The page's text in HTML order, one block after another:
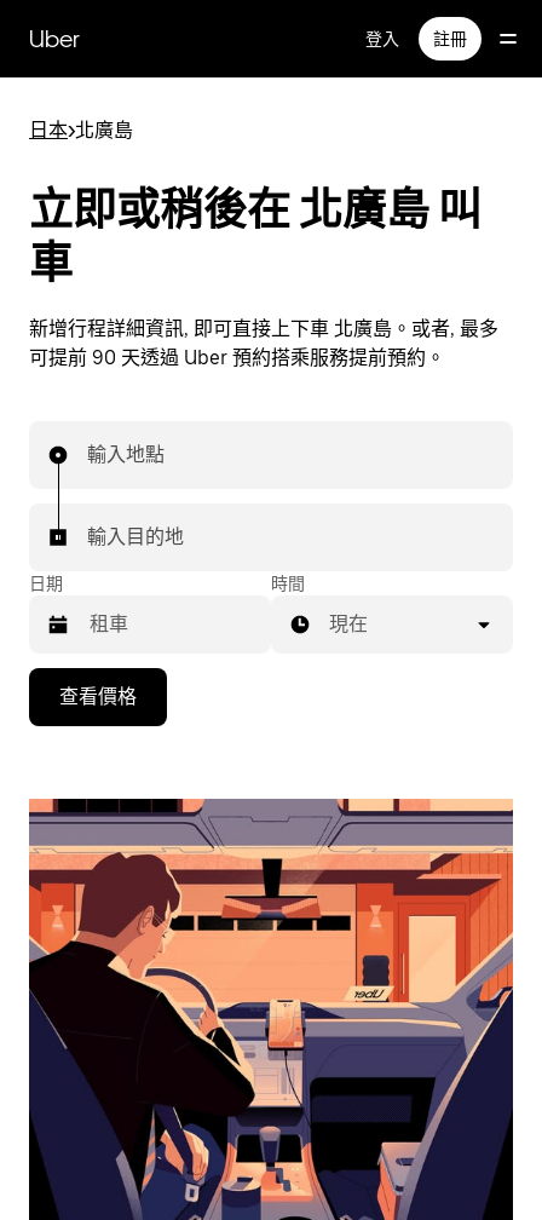
Uber 登入 註冊
日本>北廣島
立即或稍後在 北廣島 叫
車
新增行程詳細資訊, 即可直接上下車 北廣島。或者, 最多
可提前 90 天透過 Uber 預約搭乘服務提前預約。
輸入地點
輸入目的地
日期
向
頭
可
用
事
擇
日
期。
時間
現在
查看價格